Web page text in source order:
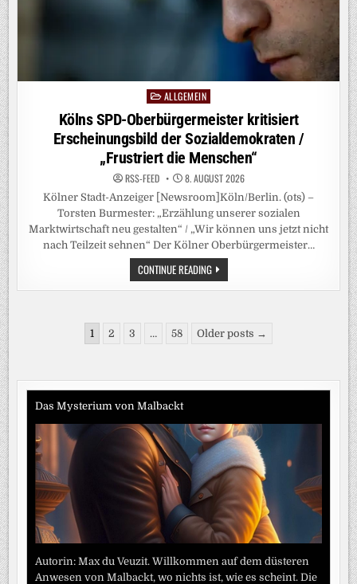
PostedALLGEMEIN
Kölns SPD-Oberbürgermeister kritisiert
Erscheinungsbild der Sozialdemokraten /
„Frustriert die Menschen“
RSS-FEED 8. AUGUST 2026
Kölner Stadt-Anzeiger [Newsroom]Köln/Berlin. (ots) –
Torsten Burmester: „Erzählung unserer sozialen
Marktwirtschaft neu gestalten“ / „Wir können uns jetzt nicht
nach Teilzeit sehnen“ Der Kölner Oberbürgermeister…
CONTINUE READINGKÖLNS
SPD-
OBERBÜRGERMEISTER
SOZIALDEMOKRATEN
/
Seitennummerierung
Beiträge
1 2 3 … 58 Older posts →
Das Mysterium von Malbackt
Autorin: Max du Veuzit. Willkommen auf dem düsteren
Anwesen von Malbackt, wo nichts ist, wie es scheint. Die